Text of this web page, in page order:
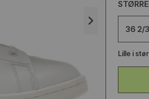
FUDGE36 2/3
Lille i